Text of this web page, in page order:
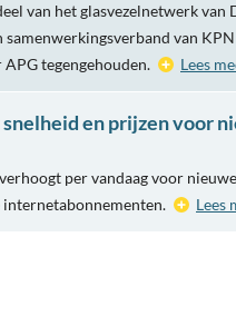
van het glasvezelnetwerk van
van KPN
tegengehouden.
Lees
en prijzen voor
per vandaag voor
internetabonnementen.
Lees